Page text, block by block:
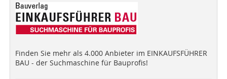
Finden Sie mehr als 4.000 Anbieter im EINKAUFSFÜHRER
BAU - der Suchmaschine für Bauprofis!